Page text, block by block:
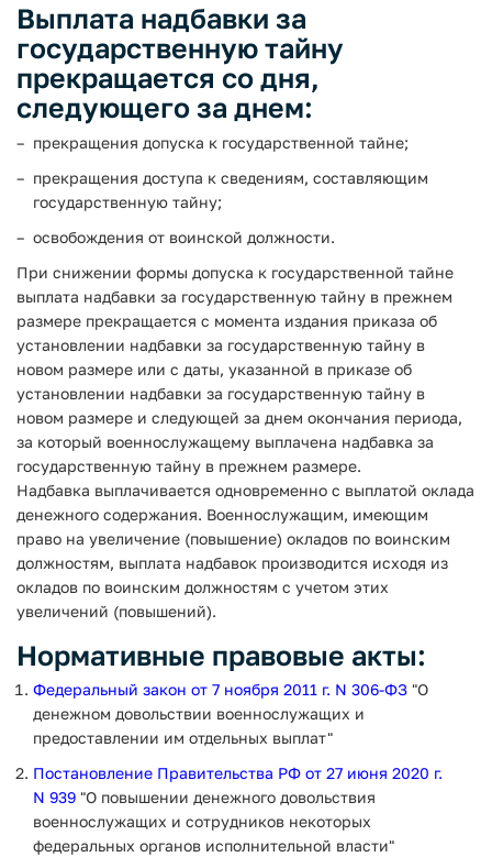
Выплата надбавки за
государственную тайну
прекращается со дня,
следующего за днем:
прекращения допуска к государственной тайне;
прекращения доступа к сведениям, составляющим
государственную тайну;
освобождения от воинской должности.
При снижении формы допуска к государственной тайне
выплата надбавки за государственную тайну в прежнем
размере прекращается с момента издания приказа об
установлении надбавки за государственную тайну в
новом размере или с даты, указанной в приказе об
установлении надбавки за государственную тайну в
новом размере и следующей за днем окончания периода,
за который военнослужащему выплачена надбавка за
государственную тайну в прежнем размере.
Надбавка выплачивается одновременно с выплатой оклада
денежного содержания. Военнослужащим, имеющим
право на увеличение (повышение) окладов по воинским
должностям, выплата надбавок производится исходя из
окладов по воинским должностям с учетом этих
увеличений (повышений).
Нормативные правовые акты:
Федеральный закон от 7 ноября 2011 г. N 306-ФЗ "О
денежном довольствии военнослужащих и
предоставлении им отдельных выплат"
Постановление Правительства РФ от 27 июня 2020 г.
N 939 "О повышении денежного довольствия
военнослужащих и сотрудников некоторых
федеральных органов исполнительной власти"